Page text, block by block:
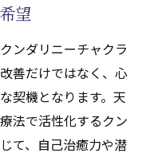
望
ンダリニーチャクラ
善だけではなく、心
契機となります。天
法で活性化するクン
て、自己治癒力や潜